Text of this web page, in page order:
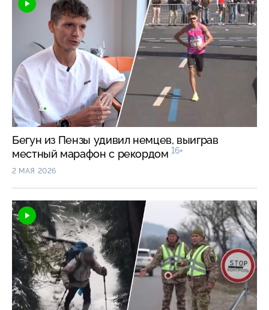
Бегун из Пензы удивил немцев, выиграв
местный марафон с рекордом 16+
2 МАЯ 2026